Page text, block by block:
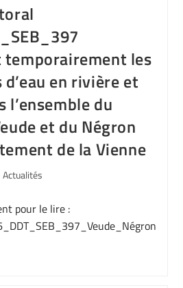
les
en rivière et
l’ensemble du
et du Négron
de la Vienne
Actualités
pour le lire :